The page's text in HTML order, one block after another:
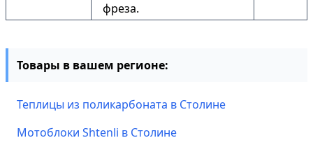
фреза.
Товары в вашем регионе:
Теплицы из поликарбоната в Столине
Мотоблоки Shtenli в Столине